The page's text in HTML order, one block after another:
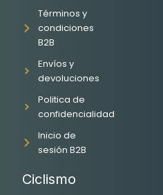
Términos y
condiciones
B2B
Envíos y
devoluciones
Politica de
confidencialidad
Inicio de
sesión B2B
Ciclismo